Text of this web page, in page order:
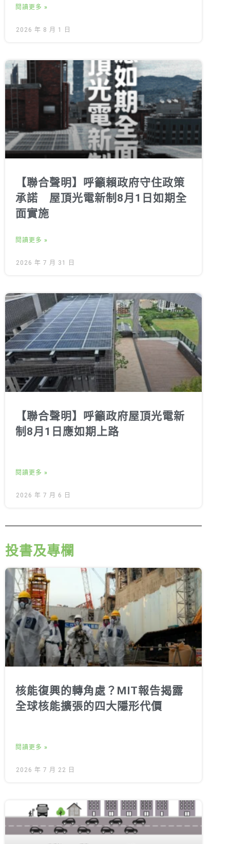
閱讀更多 »
2026 年 8 月 1 日
【聯合聲明】呼籲賴政府守住政策
承諾 屋頂光電新制8月1日如期全
面實施
閱讀更多 »
2026 年 7 月 31 日
【聯合聲明】呼籲政府屋頂光電新
制8月1日應如期上路
閱讀更多 »
2026 年 7 月 6 日
投書及專欄
核能復興的轉角處？MIT報告揭露
全球核能擴張的四大隱形代價
閱讀更多 »
2026 年 7 月 22 日